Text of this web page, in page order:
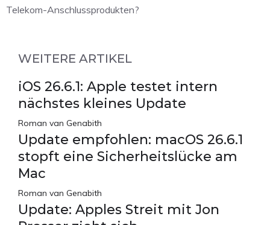
Telekom-Anschlussprodukten?
WEITERE ARTIKEL
iOS 26.6.1: Apple testet intern
nächstes kleines Update
Roman van Genabith
Update empfohlen: macOS 26.6.1
stopft eine Sicherheitslücke am
Mac
Roman van Genabith
Update: Apples Streit mit Jon